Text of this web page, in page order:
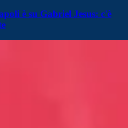
è su Gabriel Jesus: c'è